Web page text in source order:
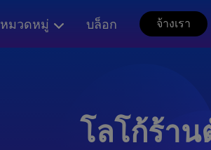
หมวดหมู่ บล็อก จ้างเรา
โลโก้ร้า